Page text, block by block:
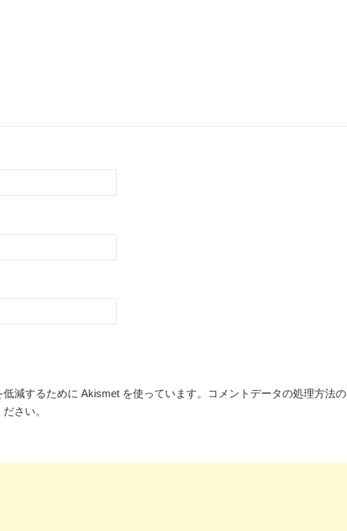
減するために Akismet を使っています。
コメントデータの処理方法の
ださい。